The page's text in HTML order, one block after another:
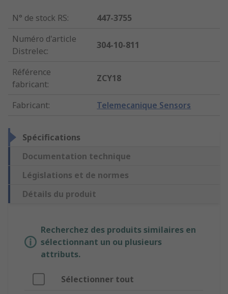
N° de stock RS:
447-3755
Numéro d'article
Distrelec:
304-10-811
Référence
fabricant:
ZCY18
Fabricant: Telemecanique Sensors
Spécifications
Documentation technique
Législations et de normes
Détails du produit
Recherchez des produits similaires en
sélectionnant un ou plusieurs
attributs.
Sélectionner tout